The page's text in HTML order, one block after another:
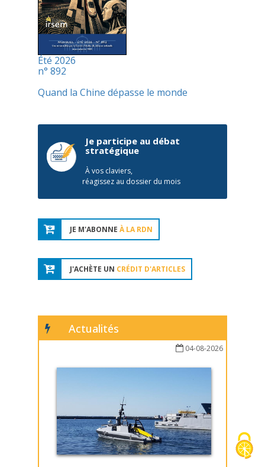
Été 2026
n° 892
Quand la Chine dépasse le monde
Je participe au débat
stratégique
À vos claviers,
réagissez au dossier du mois
JE M'ABONNE À LA RDN
J'ACHÈTE UN CRÉDIT D'ARTICLES
Actualités
04-08-2026